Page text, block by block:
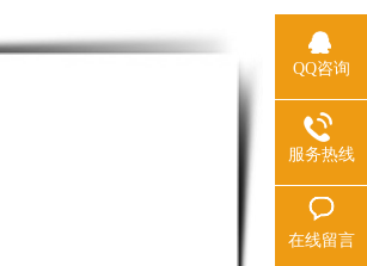
QQ咨询
服务热线
在线留言